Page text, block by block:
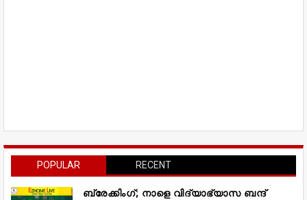
POPULAR RECENT
ബ്രേക്കിംഗ്; നാളെ വിദ്യാഭ്യാസ ബന്ദ്